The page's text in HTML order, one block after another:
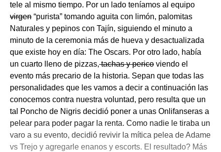
tele al mismo tiempo. Por un lado teníamos al equipo
virgen “purista” tomando aguita con limón, palomitas
Naturales y pepinos con Tajín, siguiendo el minuto a
minuto de la ceremonia más de hueva y desactualizada
que existe hoy en día: The Oscars. Por otro lado, había
un cuarto lleno de pizzas,tachas y perico viendo el
evento más precario de la historia. Sepan que todas las
personalidades que les vamos a decir a continuación las
conocemos contra nuestra voluntad, pero resulta que un
tal Poncho de Nigris decidió poner a unas Onlifanseras a
pelear para poder pagar la renta. Como nadie le tiraba un
varo a su evento, decidió revivir la mítica pelea de Adame
vs Trejo y agregarle enanos y escorts. El resultado? Más